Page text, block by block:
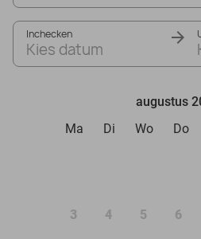
Inchecken
Kies datum
augustus
Ma
Di Wo Do
3 4 5 6